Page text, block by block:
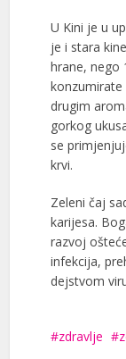
U Kini je u
je i stara
hrane, nego
konzumirate
drugim
gorkog
se
krvi.
Zeleni čaj
karijesa.
razvoj
infekcija,
dejstvom
zdravlje